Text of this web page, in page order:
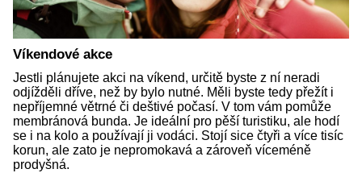
Víkendové akce
Jestli plánujete akci na víkend, určitě byste z ní neradi
odjížděli dříve, než by bylo nutné. Měli byste tedy přežít i
nepříjemné větrné či deštivé počasí. V tom vám pomůže
membránová bunda. Je ideální pro pěší turistiku, ale hodí
se i na kolo a používají ji vodáci. Stojí sice čtyři a více tisíc
korun, ale zato je nepromokavá a zároveň víceméně
prodyšná.